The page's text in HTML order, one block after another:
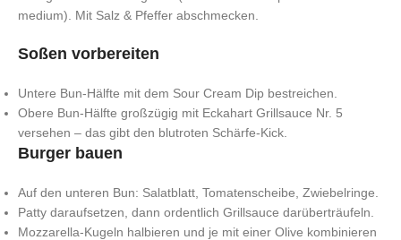
medium). Mit Salz & Pfeffer abschmecken.
Soßen vorbereiten
Untere Bun-Hälfte mit dem Sour Cream Dip bestreichen.
Obere Bun-Hälfte großzügig mit Eckahart Grillsauce Nr. 5
versehen – das gibt den blutroten Schärfe-Kick.
Burger bauen
Auf den unteren Bun: Salatblatt, Tomatenscheibe, Zwiebelringe.
Patty daraufsetzen, dann ordentlich Grillsauce darüberträufeln.
Mozzarella-Kugeln halbieren und je mit einer Olive kombinieren